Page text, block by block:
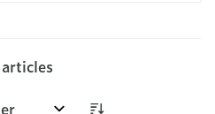
articles